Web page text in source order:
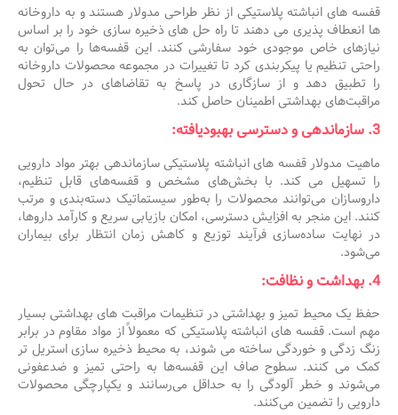
قفسه های انباشته پلاستیکی از نظر طراحی مدولار هستند و به داروخانه
ها انعطاف پذیری می دهند تا راه حل های ذخیره سازی خود را بر اساس
نیازهای خاص موجودی خود سفارشی کنند. این قفسه‌ها را می‌توان به
راحتی تنظیم یا پیکربندی کرد تا تغییرات در مجموعه محصولات داروخانه
را تطبیق دهد و از سازگاری در پاسخ به تقاضاهای در حال تحول
مراقبت‌های بهداشتی اطمینان حاصل کند.
3. سازماندهی و دسترسی بهبودیافته:
ماهیت مدولار قفسه های انباشته پلاستیکی سازماندهی بهتر مواد دارویی
را تسهیل می کند. با بخش‌های مشخص و قفسه‌های قابل تنظیم،
داروسازان می‌توانند محصولات را به‌طور سیستماتیک دسته‌بندی و مرتب
کنند. این منجر به افزایش دسترسی، امکان بازیابی سریع و کارآمد داروها،
در نهایت ساده‌سازی فرآیند توزیع و کاهش زمان انتظار برای بیماران
می‌شود.
4. بهداشت و نظافت:
حفظ یک محیط تمیز و بهداشتی در تنظیمات مراقبت های بهداشتی بسیار
مهم است. قفسه های انباشته پلاستیکی که معمولاً از مواد مقاوم در برابر
زنگ زدگی و خوردگی ساخته می شوند، به محیط ذخیره سازی استریل تر
کمک می کنند. سطوح صاف این قفسه‌ها به راحتی تمیز و ضدعفونی
می‌شوند و خطر آلودگی را به حداقل می‌رسانند و یکپارچگی محصولات
دارویی را تضمین می‌کنند.